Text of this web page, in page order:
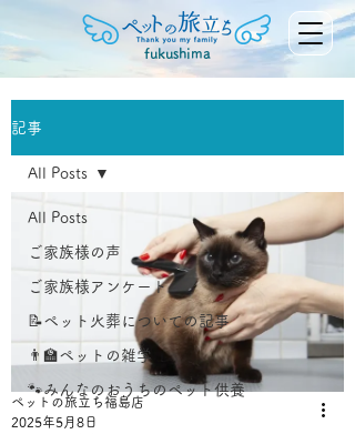
fukushima
記事
All Posts
ご家族様の声
ご家族様アンケート
📝ペット火葬についての記事
👨‍🏫ペットの雑学
🐾みんなのおうちのペット供養
All Posts
ペットの旅立ち福島店
2025年5月8日